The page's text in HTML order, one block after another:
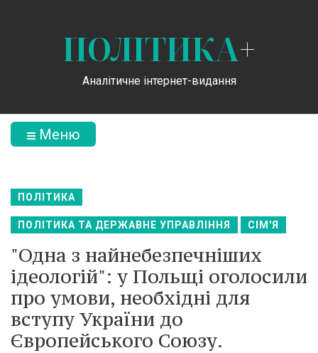
ПОЛІТИКА+
Аналітичне інтернет-видання
Меню
ПОЛІТИКА
ПОЛІТИКА ТА ДЕРЖАВНЕ УПРАВЛІННЯ СІМ'Я
"Одна з найнебезпечніших
ідеологій": у Польщі оголосили
про умови, необхідні для
вступу України до
Європейського Союзу.